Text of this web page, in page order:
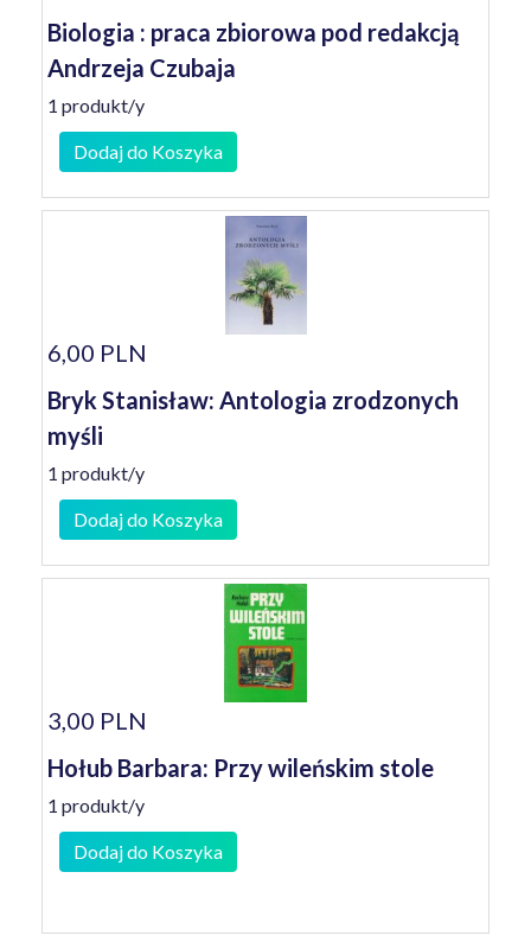
Biologia : praca zbiorowa pod redakcją
Andrzeja Czubaja
1 produkt/y
Dodaj do Koszyka
6,00 PLN
Bryk Stanisław: Antologia zrodzonych
myśli
1 produkt/y
Dodaj do Koszyka
3,00 PLN
Hołub Barbara: Przy wileńskim stole
1 produkt/y
Dodaj do Koszyka